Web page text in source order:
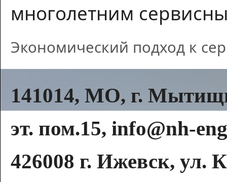
многолетним
Экономический подход к
141014, МО, г.
эт. пом.15, info@nh-
426008 г. Ижевск, ул.